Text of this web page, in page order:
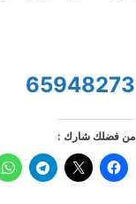
65948273
من فضلك شارك :